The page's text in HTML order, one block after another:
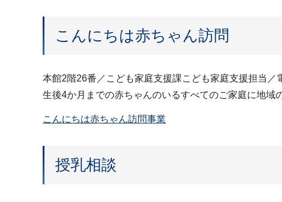
こんにちは赤ちゃん訪問
本館2階26番／こども家庭支援課こども家庭支援担当／
生後4か月までの赤ちゃんのいるすべてのご家庭に地域
こんにちは赤ちゃん訪問事業
授乳相談